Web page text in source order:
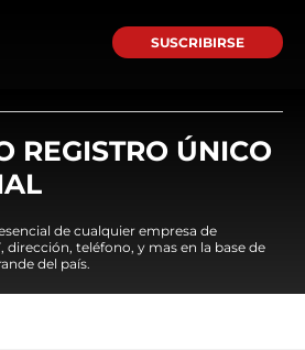
SUSCRIBIRSE
REGISTRO ÚNICO
de cualquier empresa de
dirección, teléfono, y mas en la base de
del país.